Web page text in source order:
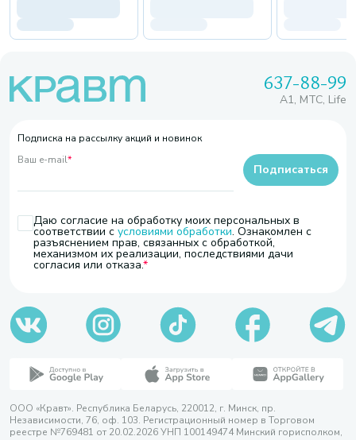
637-88-99
A1, МТС, Life
Подписка на рассылку акций и новинок
Ваш e-mail*
Даю согласие на обработку моих персональных в
соответствии с условиями обработки. Ознакомлен с
разъяснением прав, связанных с обработкой,
механизмом их реализации, последствиями дачи
согласия или отказа.
Подписаться
ООО «Кравт». Республика Беларусь, 220012, г. Минск, пр.
Независимости, 76, оф. 103. Регистрационный номер в Торговом
реестре №769481 от 20.02.2026 УНП 100149474 Минский горисполком,